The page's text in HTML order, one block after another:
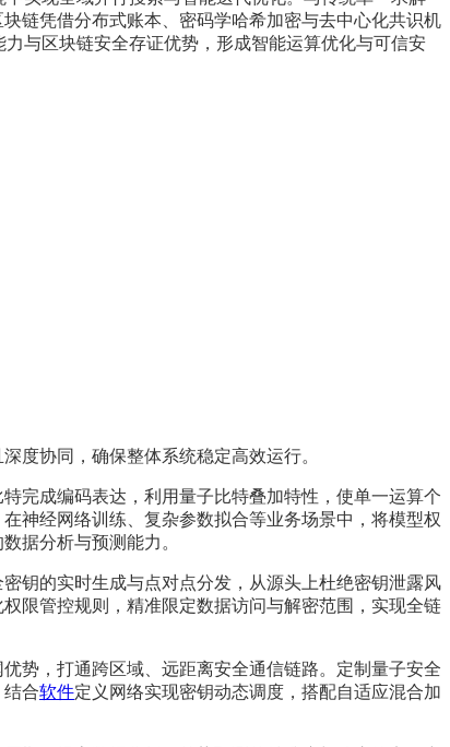
链凭借分布式账本、密码学哈希加密与去中心化共识机
与区块链安全存证优势，形成智能运算优化与可信安
度协同，确保整体系统稳定高效运行。
完成编码表达，利用量子比特叠加特性，使单一运算个
神经网络训练、复杂参数拟合等业务场景中，将模型权
据分析与预测能力。
钥的实时生成与点对点分发，从源头上杜绝密钥泄露风
限管控规则，精准限定数据访问与解密范围，实现全链
势，打通跨区域、远距离安全通信链路。定制量子安全
结合软件定义网络实现密钥动态调度，搭配自适应混合加